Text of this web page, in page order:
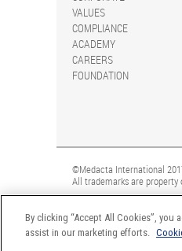
VALUES
COMPLIANCE
ACADEMY
CAREERS
FOUNDATION
©Medacta International
All trademarks are
By clicking “Accept All Cookies”, you
assist in our marketing efforts.